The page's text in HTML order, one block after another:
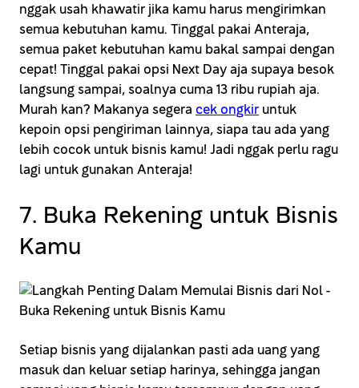
nggak usah khawatir jika kamu harus mengirimkan
semua kebutuhan kamu. Tinggal pakai Anteraja,
semua paket kebutuhan kamu bakal sampai dengan
cepat! Tinggal pakai opsi Next Day aja supaya besok
langsung sampai, soalnya cuma 13 ribu rupiah aja.
Murah kan? Makanya segera cek ongkir untuk
kepoin opsi pengiriman lainnya, siapa tau ada yang
lebih cocok untuk bisnis kamu! Jadi nggak perlu ragu
lagi untuk gunakan Anteraja!
7. Buka Rekening untuk Bisnis
Kamu
Setiap bisnis yang dijalankan pasti ada uang yang
masuk dan keluar setiap harinya, sehingga jangan